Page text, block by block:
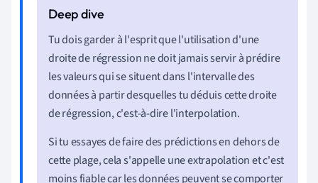
Tu dois garder à l'esprit que l'utilisation d'une
droite de régression ne doit jamais servir à prédire
les valeurs qui se situent dans l'intervalle des
données à partir desquelles tu déduis cette droite
de régression, c'est-à-dire l'interpolation.
Si tu essayes de faire des prédictions en dehors de
cette plage, cela s'appelle une extrapolation et c'est
moins fiable car les données peuvent se comporter